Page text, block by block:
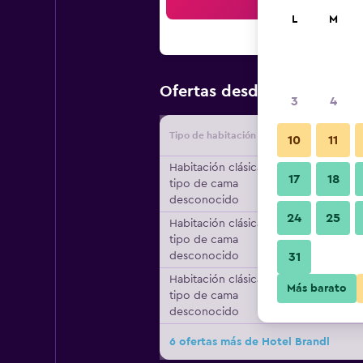
Ofertas desde Oferta
Tipo de habitación
Habitación clásica,
tipo de cama
desconocido
Habitación clásica,
tipo de cama
desconocido
Habitación clásica,
tipo de cama
desconocido
6 ofertas más de Hotel Brandl
L M
3 4
10 11
17 18
24 25
31
Más barato